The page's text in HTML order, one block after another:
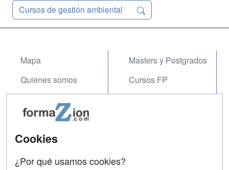
Cursos de gestión ambiental
Mapa
Quienes somos
Acceso Usuarios
Acceso Centros
Masters y Postgrados
Cursos FP
Cookies
¿Por qué usamos cookies?